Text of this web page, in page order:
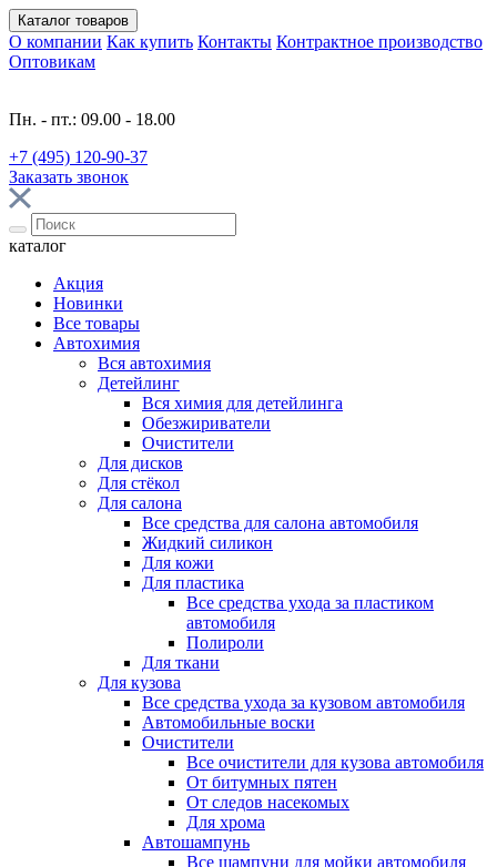
Каталог товаров
О компании Как купить Контакты Контрактное производство
Оптовикам
Пн. - пт.: 09.00 - 18.00
+7 (495) 120-90-37
Заказать звонок
каталог
Акция
Новинки
Все товары
Автохимия
Вся автохимия
Детейлинг
Вся химия для детейлинга
Обезжириватели
Очистители
Для дисков
Для стёкол
Для салона
Все средства для салона автомобиля
Жидкий силикон
Для кожи
Для пластика
Все средства ухода за пластиком
автомобиля
Полироли
Для ткани
Для кузова
Все средства ухода за кузовом автомобиля
Автомобильные воски
Очистители
Все очистители для кузова автомобиля
От битумных пятен
От следов насекомых
Для хрома
Автошампунь
Все шампуни для мойки автомобиля